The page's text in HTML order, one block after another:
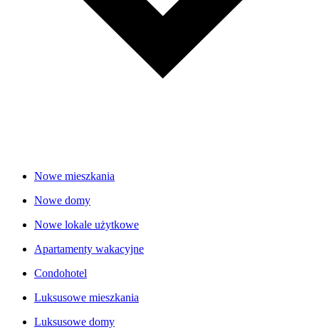
Nowe mieszkania
Nowe domy
Nowe lokale użytkowe
Apartamenty wakacyjne
Condohotel
Luksusowe mieszkania
Luksusowe domy